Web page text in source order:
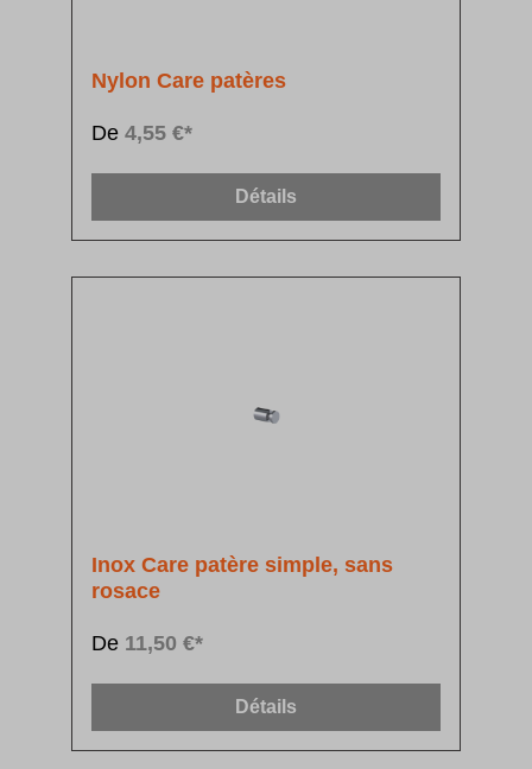
Nylon Care patères
De 4,55 €*
Détails
Inox Care patère simple, sans
rosace
De 11,50 €*
Détails